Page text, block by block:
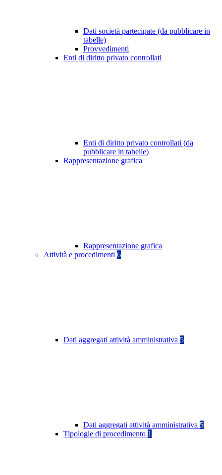
Dati società partecipate (da pubblicare in
tabelle)
Provvedimenti
Enti di diritto privato controllati
Enti di diritto privato controllati (da
pubblicare in tabelle)
Rappresentazione grafica
Rappresentazione grafica
Attività e procedimenti 6
Dati aggregati attività amministrativa 5
Dati aggregati attività amministrativa 5
Tipologie di procedimento 1